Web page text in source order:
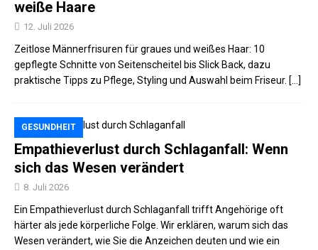
weiße Haare
12. Juli 2026
Zeitlose Männerfrisuren für graues und weißes Haar: 10
gepflegte Schnitte von Seitenscheitel bis Slick Back, dazu
praktische Tipps zu Pflege, Styling und Auswahl beim Friseur. […]
Empathieverlust durch Schlaganfall: Wenn
sich das Wesen verändert
GESUNDHEIT
8. Juli 2026
Ein Empathieverlust durch Schlaganfall trifft Angehörige oft
härter als jede körperliche Folge. Wir erklären, warum sich das
Wesen verändert, wie Sie die Anzeichen deuten und wie ein